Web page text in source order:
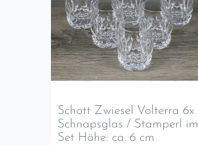
Schott Zwiesel Volterra 6x
Schnapsglas / Stamperl im
Set Höhe: ca. 6 cm